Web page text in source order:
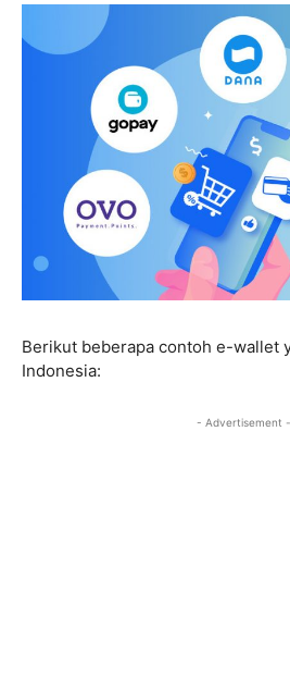
Berikut beberapa contoh e-wallet
Indonesia:
- Advertisement -